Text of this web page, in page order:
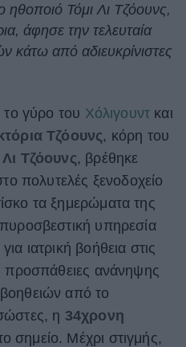
ηθοποιό Τόμι Λι Τζόουνς,
άφησε την τελευταία
κάτω από αδιευκρίνιστες
το γύρο του Χόλιγουντ και
Τζόουνς, κόρη του
Λι Τζόουνς, βρέθηκε
πολυτελές ξενοδοχείο
τα ξημερώματα της
υπηρεσία
ιατρική βοήθεια στις
ανάνηψης
από το
η 34χρονη
σημείο. Μέχρι στιγμής,